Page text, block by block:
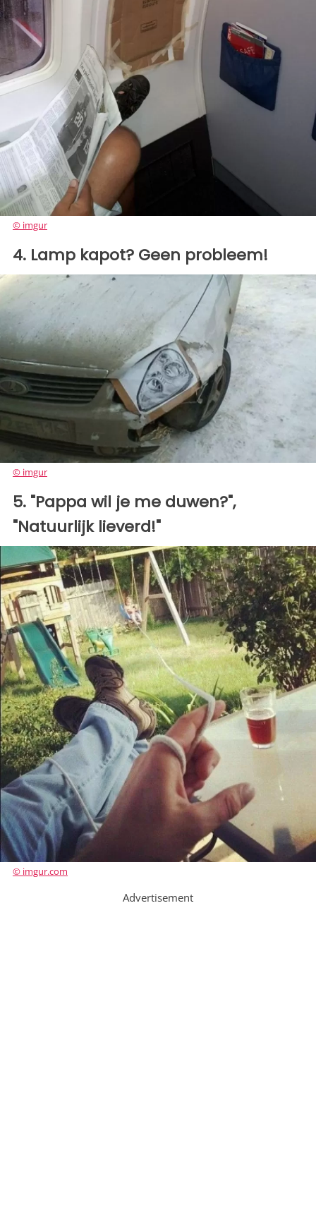
© imgur
4. Lamp kapot? Geen probleem!
© imgur
5. "Pappa wil je me duwen?",
"Natuurlijk lieverd!"
© imgur.com
Advertisement